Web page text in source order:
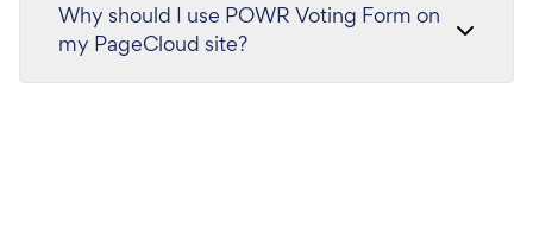
Why should I use POWR Voting Form on
my PageCloud site?